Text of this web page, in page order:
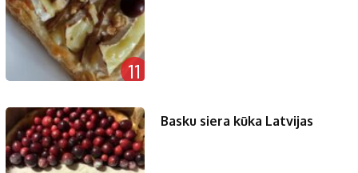
11
Basku siera kūka Latvijas